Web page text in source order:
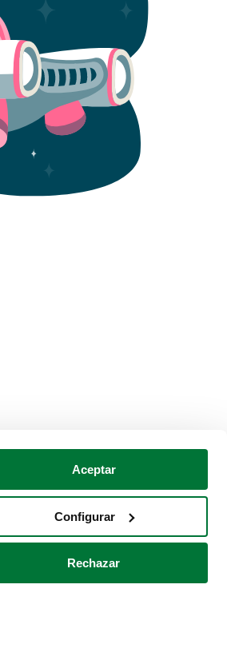
Aceptar
Configurar
Rechazar